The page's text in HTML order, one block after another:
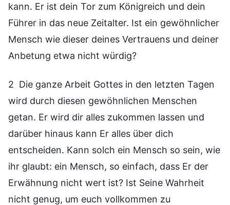
kann. Er ist dein Tor zum Königreich und dein
Führer in das neue Zeitalter. Ist ein gewöhnlicher
Mensch wie dieser deines Vertrauens und deiner
Anbetung etwa nicht würdig?
2 Die ganze Arbeit Gottes in den letzten Tagen
wird durch diesen gewöhnlichen Menschen
getan. Er wird dir alles zukommen lassen und
darüber hinaus kann Er alles über dich
entscheiden. Kann solch ein Mensch so sein, wie
ihr glaubt: ein Mensch, so einfach, dass Er der
Erwähnung nicht wert ist? Ist Seine Wahrheit
nicht genug, um euch vollkommen zu